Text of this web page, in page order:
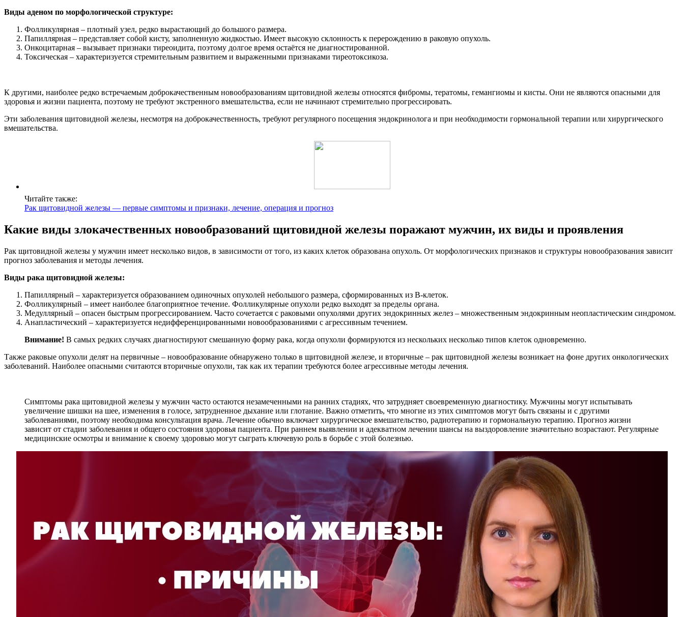
Виды аденом по морфологической структуре:
Фолликулярная – плотный узел, редко вырастающий до большого размера.
Папиллярная – представляет собой кисту, заполненную жидкостью. Имеет высокую склонность к перерождению в раковую опухоль.
Онкоцитарная – вызывает признаки тиреоидита, поэтому долгое время остаётся не диагностированной.
Токсическая – характеризуется стремительным развитием и выраженными признаками тиреотоксикоза.
К другими, наиболее редко встречаемым доброкачественным новообразованиям щитовидной железы относятся фибромы, тератомы, гемангиомы и кисты. Они не являются опасными для
здоровья и жизни пациента, поэтому не требуют экстренного вмешательства, если не начинают стремительно прогрессировать.
Эти заболевания щитовидной железы, несмотря на доброкачественность, требуют регулярного посещения эндокринолога и при необходимости гормональной терапии или хирургического
вмешательства.
Читайте также:
Рак щитовидной железы — первые симптомы и признаки, лечение, операция и прогноз
Какие виды злокачественных новообразований щитовидной железы поражают мужчин, их виды и проявления
Рак щитовидной железы у мужчин имеет несколько видов, в зависимости от того, из каких клеток образована опухоль. От морфологических признаков и структуры новообразования зависит
прогноз заболевания и методы лечения.
Виды рака щитовидной железы:
Папиллярный – характеризуется образованием одиночных опухолей небольшого размера, сформированных из В-клеток.
Фолликулярный – имеет наиболее благоприятное течение. Фолликулярные опухоли редко выходят за пределы органа.
Медуллярный – опасен быстрым прогрессированием. Часто сочетается с раковыми опухолями других эндокринных желез – множественным эндокринным неопластическим синдромом.
Анапластический – характеризуется недифференцированными новообразованиями с агрессивным течением.
Внимание! В самых редких случаях диагностируют смешанную форму рака, когда опухоли формируются из нескольких несколько типов клеток одновременно.
Также раковые опухоли делят на первичные – новообразование обнаружено только в щитовидной железе, и вторичные – рак щитовидной железы возникает на фоне других онкологических
заболеваний. Наиболее опасными считаются вторичные опухоли, так как их терапии требуются более агрессивные методы лечения.
Симптомы рака щитовидной железы у мужчин часто остаются незамеченными на ранних стадиях, что затрудняет своевременную диагностику. Мужчины могут испытывать
увеличение шишки на шее, изменения в голосе, затрудненное дыхание или глотание. Важно отметить, что многие из этих симптомов могут быть связаны и с другими
заболеваниями, поэтому необходима консультация врача. Лечение обычно включает хирургическое вмешательство, радиотерапию и гормональную терапию. Прогноз жизни
зависит от стадии заболевания и общего состояния здоровья пациента. При раннем выявлении и адекватном лечении шансы на выздоровление значительно возрастают. Регулярные
медицинские осмотры и внимание к своему здоровью могут сыграть ключевую роль в борьбе с этой болезнью.